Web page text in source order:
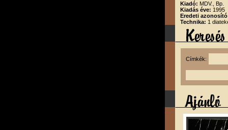
Kiadó: MDV., Bp.
Kiadás éve: 1995
Eredeti
Technika: 1
Címkék: